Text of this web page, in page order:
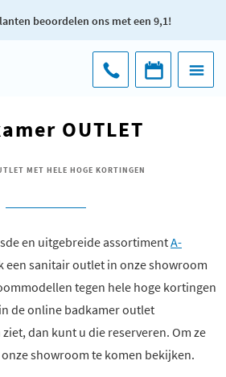
beoordelen ons met een 9,1!
OUTLET
MET HELE HOGE KORTINGEN
en uitgebreide assortimentA-
een sanitair outlet in onze showroom
tegen hele hoge kortingen
de online badkamer outlet
dan kunt u die reserveren. Om ze
showroom te komen bekijken.